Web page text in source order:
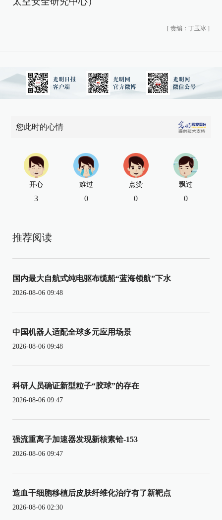
[ 责编：丁玉冰 ]
您此时的心情
开心
3
难过
0
点赞
0
飘过
0
推荐阅读
国内最大自航式纯电驱布缆船“蓝海领航”下水
2026-08-06 09:48
中国机器人适配全球多元应用场景
2026-08-06 09:48
科研人员确证新型粒子“胶球”的存在
2026-08-06 09:47
强流重离子加速器发现新核素铪-153
2026-08-06 09:47
造血干细胞移植后皮肤纤维化治疗有了新靶点
2026-08-06 02:30